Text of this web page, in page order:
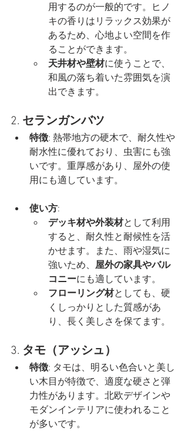
用するのが一般的です。ヒノ
キの香りはリラックス効果が
あるため、心地よい空間を作
ることができます。
天井材や壁材に使うことで、
和風の落ち着いた雰囲気を演
出できます。
2. セランガンバツ
特徴: 熱帯地方の硬木で、耐久性や
耐水性に優れており、虫害にも強
いです。重厚感があり、屋外の使
用にも適しています。
使い方:
デッキ材や外装材として利用
すると、耐久性と耐候性を活
かせます。また、雨や湿気に
強いため、 屋外の家具やバル
コニーにも適しています。
フローリング材としても、硬
くしっかりとした質感があ
り、長く美しさを保てます。
3. タモ（アッシュ）
特徴: タモは、明るい色合いと美し
い木目が特徴で、適度な硬さと弾
力性があります。北欧デザインや
モダンインテリアに使われること
が多いです。